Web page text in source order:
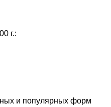
г.:
и популярных форм